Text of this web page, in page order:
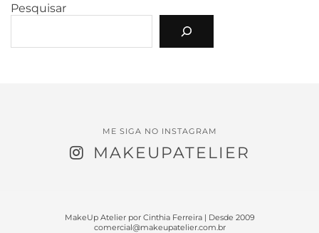
Pesquisar
ME SIGA NO INSTAGRAM
MAKEUPATELIER
MakeUp Atelier por Cinthia Ferreira | Desde 2009
comercial@makeupatelier.com.br